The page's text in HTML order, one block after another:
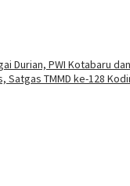
Durian, PWI Kotabaru
Satgas TMMD ke-128